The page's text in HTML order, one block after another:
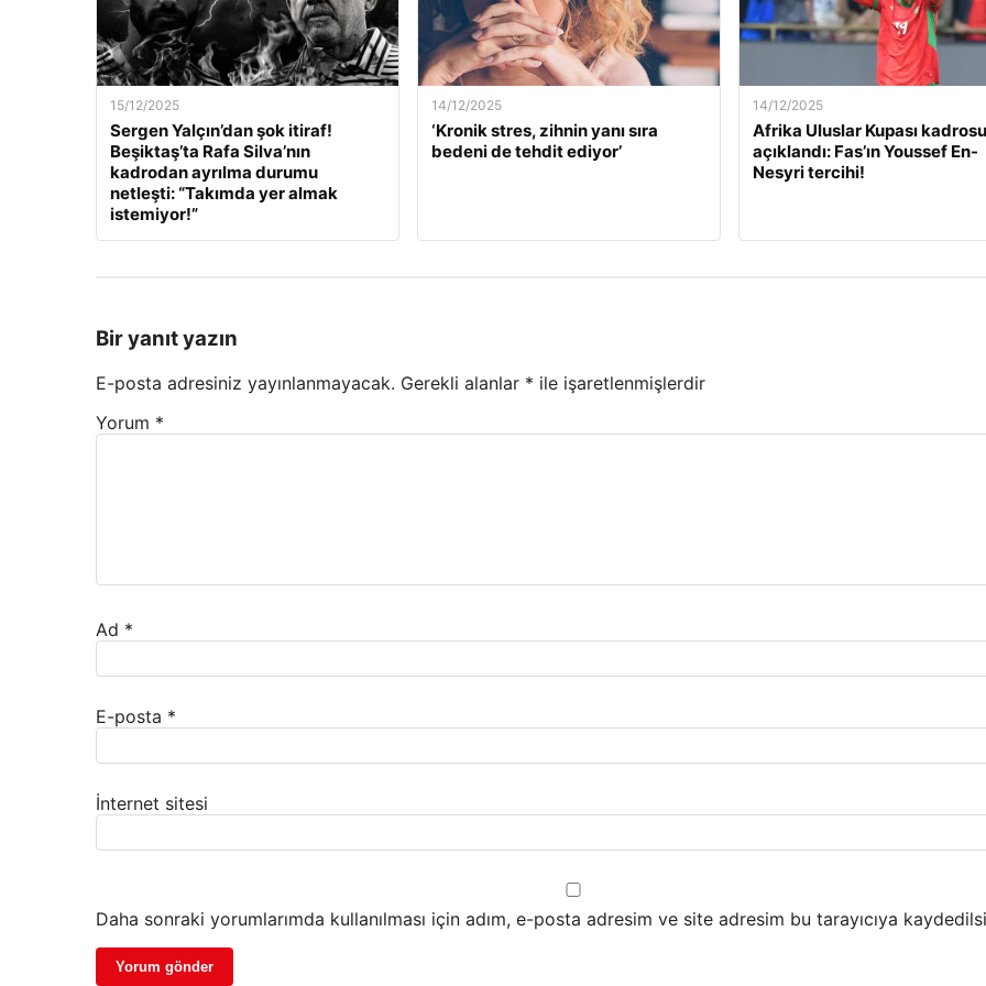
15/12/2025
Sergen Yalçın’dan şok itiraf!
Beşiktaş’ta Rafa Silva’nın
kadrodan ayrılma durumu
netleşti: “Takımda yer almak
istemiyor!”
14/12/2025
‘Kronik stres, zihnin yanı sıra
bedeni de tehdit ediyor’
14/12/2025
Afrika Uluslar Kupası kadrosu
açıklandı: Fas’ın Youssef En-
Nesyri tercihi!
Bir yanıt yazın
E-posta adresiniz yayınlanmayacak. Gerekli alanlar * ile işaretlenmişlerdir
Yorum *
Ad *
E-posta *
İnternet sitesi
Daha sonraki yorumlarımda kullanılması için adım, e-posta adresim ve site adresim bu tarayıcıya